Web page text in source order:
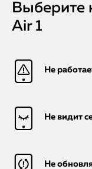
Выберите
Air 1
Не
Не видит
Не